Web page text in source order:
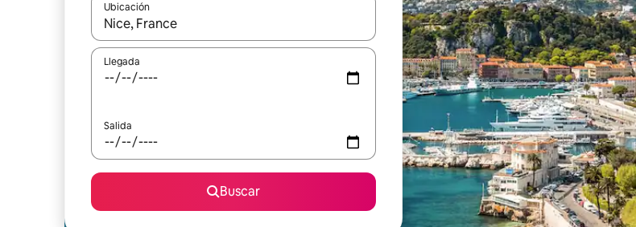
Ubicación
Cuando los resultados estén disponibles, podrás navegar usando las teclas de las flechas hacia arriba
Llegada
Salida
Buscar